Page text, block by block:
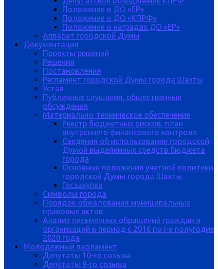
Положение о ДО «ЕР»
Положение о ДО «КПРФ»
Положение о наградах ДО «ЕР»
Аппарат городской Думы
Документация
Проекты решений
Решения
Постановления
Регламент городской Думы города Шахты
Устав
Публичные слушания, общественные
обсуждения
Материально-техническое обеспечение
Реестр бюджетных рисков, план
внутреннего финансового контроля
Сведения об использовании городской
Думой выделенных средств бюджета
города
Основные положения учетной политики
городской Думы города Шахты
Госзакупки
Символы города
Порядок обжалования муниципальных
правовых актов
Анализ письменных обращений граждан и
организаций в период с 2016 по I-е полугодие
2020 года
Молодежный парламент
Депутаты 10-го созыва
Депутаты 9-го созыва